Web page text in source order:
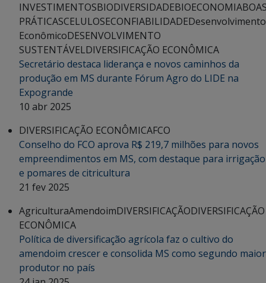
INVESTIMENTOSBIODIVERSIDADEBIOECONOMIA
PRÁTICASCELULOSECONFIABILIDADEDesenvolvimento
EconômicoDESENVOLVIMENTO
SUSTENTÁVELDIVERSIFICAÇÃO ECONÔMICA
Secretário destaca liderança e novos caminhos da
produção em MS durante Fórum Agro do LIDE na
Expogrande
10 abr 2025
DIVERSIFICAÇÃO ECONÔMICAFCO
Conselho do FCO aprova R$ 219,7 milhões para novos
empreendimentos em MS, com destaque para irrigação
e pomares de citricultura
21 fev 2025
AgriculturaAmendoimDIVERSIFICAÇÃODIVERSIFICAÇÃO
ECONÔMICA
Política de diversificação agrícola faz o cultivo do
amendoim crescer e consolida MS como segundo maior
produtor no país